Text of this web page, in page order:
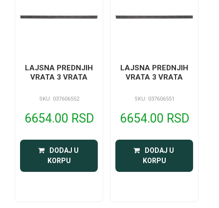
LAJSNA PREDNJIH
VRATA 3 VRATA
SKU: 037606552
6654.00 RSD
DODAJ U
KORPU
LAJSNA PREDNJIH
VRATA 3 VRATA
SKU: 037606551
6654.00 RSD
DODAJ U
KORPU